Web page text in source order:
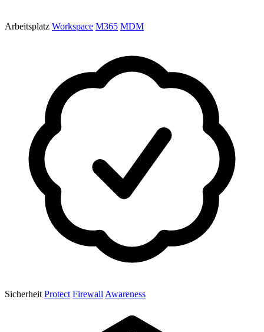
Arbeitsplatz Workspace M365 MDM
Sicherheit Protect Firewall Awareness